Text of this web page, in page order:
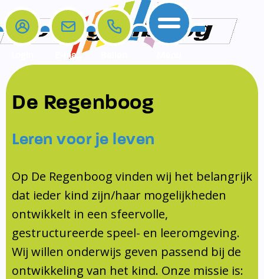
Home
De school
Opleiding en Stage
KomKids
Schoolvakanties
Ouderraad
Medezeggenschapsraad
Documentatie
Ouders
Ouders
Contact
Contact
Contact
Samenwerkingen
Samenwerkingen
Schoollogopedist
E-mail
De Regenboog
Leren voor je leven
Op De Regenboog vinden wij het belangrijk
dat ieder kind zijn/haar mogelijkheden
ontwikkelt in een sfeervolle,
gestructureerde speel- en leeromgeving.
Wij willen onderwijs geven passend bij de
ontwikkeling van het kind. Onze missie is: